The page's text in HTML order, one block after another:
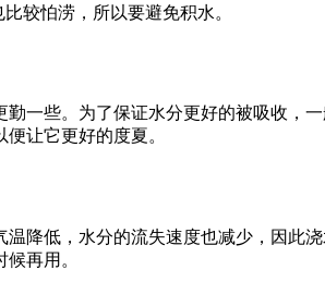
较怕涝，所以要避免积水。
一些。为了保证水分更好的被吸收，
让它更好的度夏。
降低，水分的流失速度也减少，因此
再用。